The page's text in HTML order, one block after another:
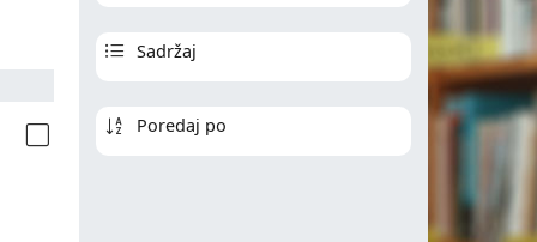
Sadržaj
Poredaj po